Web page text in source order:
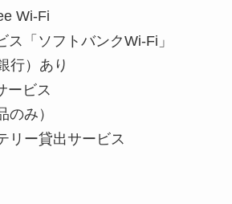
Wi-Fi
ス「ソフトバンクWi-Fi」
行）あり
ービス
のみ）
リー貸出サービス